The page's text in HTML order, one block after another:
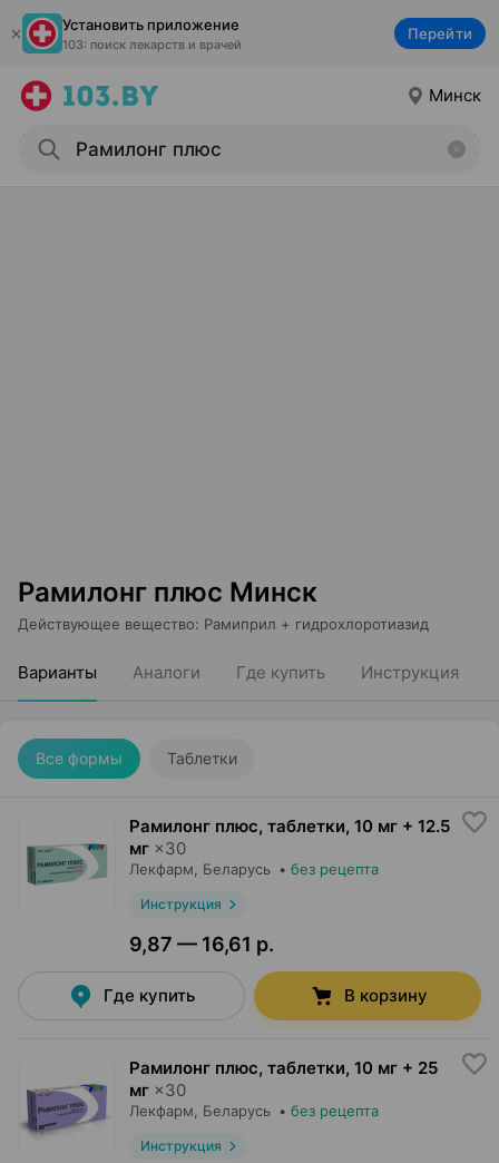
Установить приложение
103: поиск лекарств и врачей
Перейти
Минск
Рамилонг плюс Минск
Действующее вещество: Рамиприл + гидрохлоротиазид
Варианты Аналоги Где купить Инструкция
Все формы Таблетки
Рамилонг плюс, таблетки, 10 мг + 12.5
мг ×30
Лекфарм , Беларусь • без рецепта
Инструкция
9,87 — 16,61 р.
Где купить В корзину
Рамилонг плюс, таблетки, 10 мг + 25
мг ×30
Лекфарм , Беларусь • без рецепта
Инструкция